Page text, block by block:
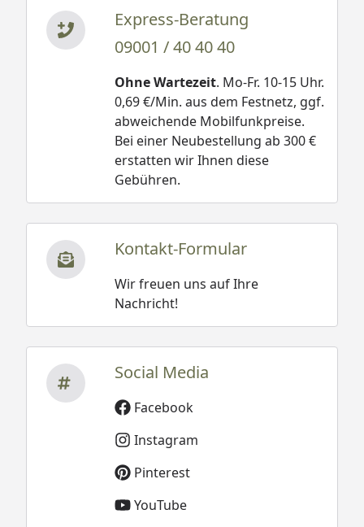
Express-Beratung
09001 / 40 40 40
Ohne Wartezeit. Mo-Fr. 10-15 Uhr.
0,69 €/Min. aus dem Festnetz, ggf.
abweichende Mobilfunkpreise.
Bei einer Neubestellung ab 300 €
erstatten wir Ihnen diese
Gebühren.
Kontakt-Formular
Wir freuen uns auf Ihre
Nachricht!
Social Media
Facebook
Instagram
Pinterest
YouTube